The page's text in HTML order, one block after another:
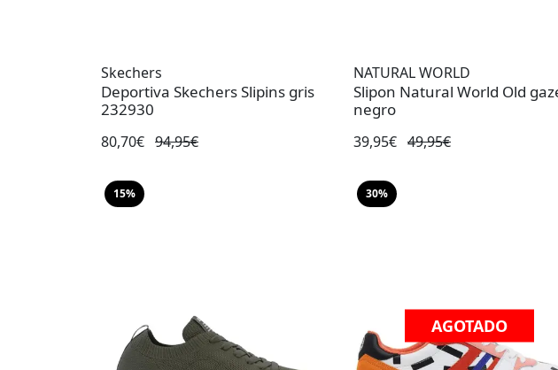
Skechers
Deportiva Skechers Slipins gris
232930
80,70€ 94,95€
NATURAL WORLD
Slipon Natural World Old
negro
39,95€ 49,95€
15% 30%
AGOTADO